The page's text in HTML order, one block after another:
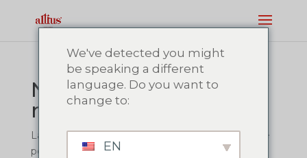
No se encontraron
resultados
La página solicitada no pudo encontrarse. Trate de
perfeccionar su búsqueda o utilice la navegación
We've detected you might
be speaking a different
language. Do you want to
change to:
EN